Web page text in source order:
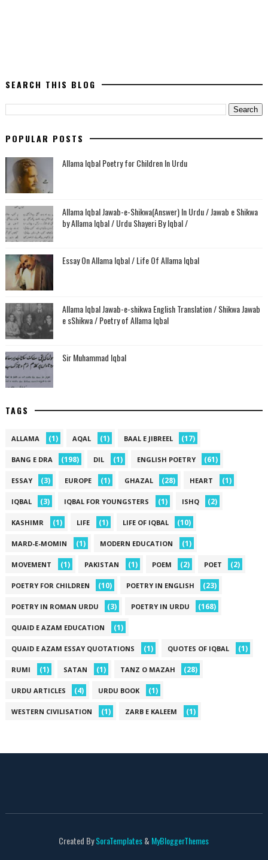
SEARCH THIS BLOG
POPULAR POSTS
Allama Iqbal Poetry for Children In Urdu
Allama Iqbal Jawab-e-Shikwa(Answer) In Urdu / Jawab e Shikwa
by Allama Iqbal / Urdu Shayeri By Iqbal /
Essay On Allama Iqbal / Life Of Allama Iqbal
Allama Iqbal Jawab-e-shikwa English Translation / Shikwa Jawab
e sShikwa / Poetry of Allama Iqbal
Sir Muhammad Iqbal
TAGS
ALLAMA (1) AQAL (1) BAAL E JIBREEL (17)
BANG E DRA (198) DIL (1) ENGLISH POETRY (61)
ESSAY (3) EUROPE (1) GHAZAL (28) HEART (1)
IQBAL (3) IQBAL FOR YOUNGSTERS (1) ISHQ (2)
KASHIMR (1) LIFE (1) LIFE OF IQBAL (10)
MARD-E-MOMIN (1) MODERN EDUCATION (1)
MOVEMENT (1) PAKISTAN (1) POEM (2) POET (2)
POETRY FOR CHILDREN (10) POETRY IN ENGLISH (23)
POETRY IN ROMAN URDU (3) POETRY IN URDU (168)
QUAID E AZAM EDUCATION (1)
QUAID E AZAM ESSAY QUOTATIONS (1) QUOTES OF IQBAL (1)
RUMI (1) SATAN (1) TANZ O MAZAH (28)
URDU ARTICLES (4) URDU BOOK (1)
WESTERN CIVILISATION (1) ZARB E KALEEM (1)
Created BySoraTemplates& MyBloggerThemes